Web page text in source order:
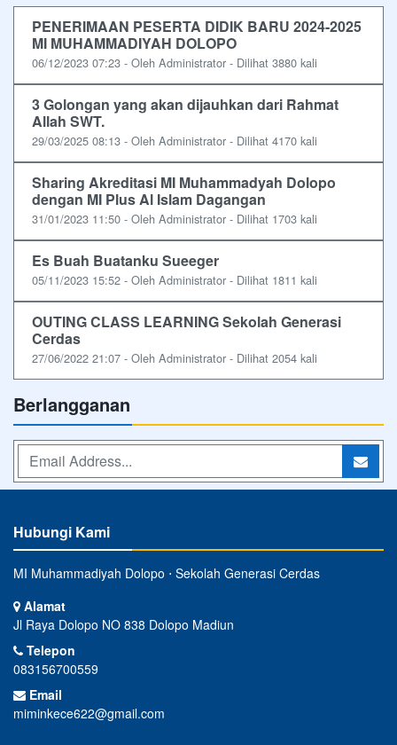
PENERIMAAN PESERTA DIDIK BARU 2024-2025
MI MUHAMMADIYAH DOLOPO
06/12/2023 07:23 - Oleh Administrator - Dilihat 3880 kali
3 Golongan yang akan dijauhkan dari Rahmat
Allah SWT.
29/03/2025 08:13 - Oleh Administrator - Dilihat 4170 kali
Sharing Akreditasi MI Muhammadyah Dolopo
dengan MI Plus Al Islam Dagangan
31/01/2023 11:50 - Oleh Administrator - Dilihat 1703 kali
Es Buah Buatanku Sueeger
05/11/2023 15:52 - Oleh Administrator - Dilihat 1811 kali
OUTING CLASS LEARNING Sekolah Generasi
Cerdas
27/06/2022 21:07 - Oleh Administrator - Dilihat 2054 kali
Berlangganan
Hubungi Kami
MI Muhammadiyah Dolopo ⋅ Sekolah Generasi Cerdas
Alamat
Jl Raya Dolopo NO 838 Dolopo Madiun
Telepon
083156700559
Email
miminkece622@gmail.com